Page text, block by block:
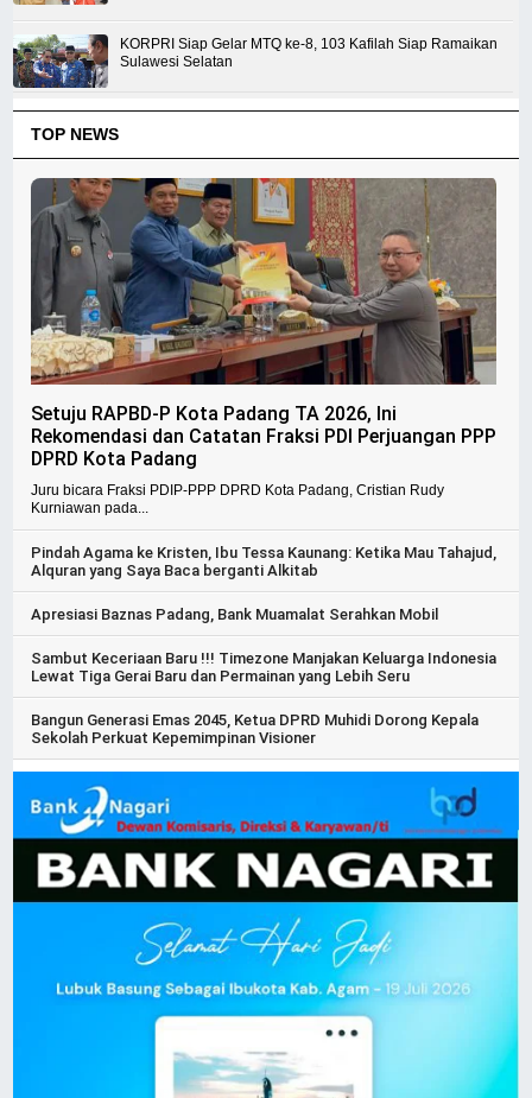
KORPRI Siap Gelar MTQ ke-8, 103 Kafilah Siap Ramaikan
Sulawesi Selatan
TOP NEWS
Setuju RAPBD-P Kota Padang TA 2026, Ini
Rekomendasi dan Catatan Fraksi PDI Perjuangan PPP
DPRD Kota Padang
Juru bicara Fraksi PDIP-PPP DPRD Kota Padang, Cristian Rudy
Kurniawan pada...
Pindah Agama ke Kristen, Ibu Tessa Kaunang: Ketika Mau Tahajud,
Alquran yang Saya Baca berganti Alkitab
Apresiasi Baznas Padang, Bank Muamalat Serahkan Mobil
Sambut Keceriaan Baru !!! Timezone Manjakan Keluarga Indonesia
Lewat Tiga Gerai Baru dan Permainan yang Lebih Seru
Bangun Generasi Emas 2045, Ketua DPRD Muhidi Dorong Kepala
Sekolah Perkuat Kepemimpinan Visioner